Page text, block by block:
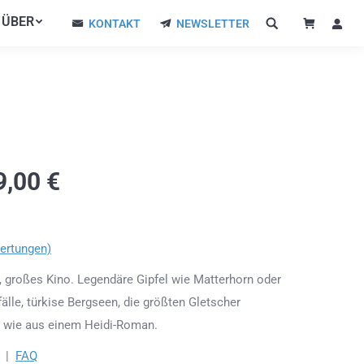
ÜBER KONTAKT NEWSLETTER
€
großes Kino. Legendäre Gipfel wie Matterhorn oder
türkise Bergseen, die größten Gletscher
aus einem Heidi-Roman.
| FAQ
ÜBER KONTAKT NEWSLETTER